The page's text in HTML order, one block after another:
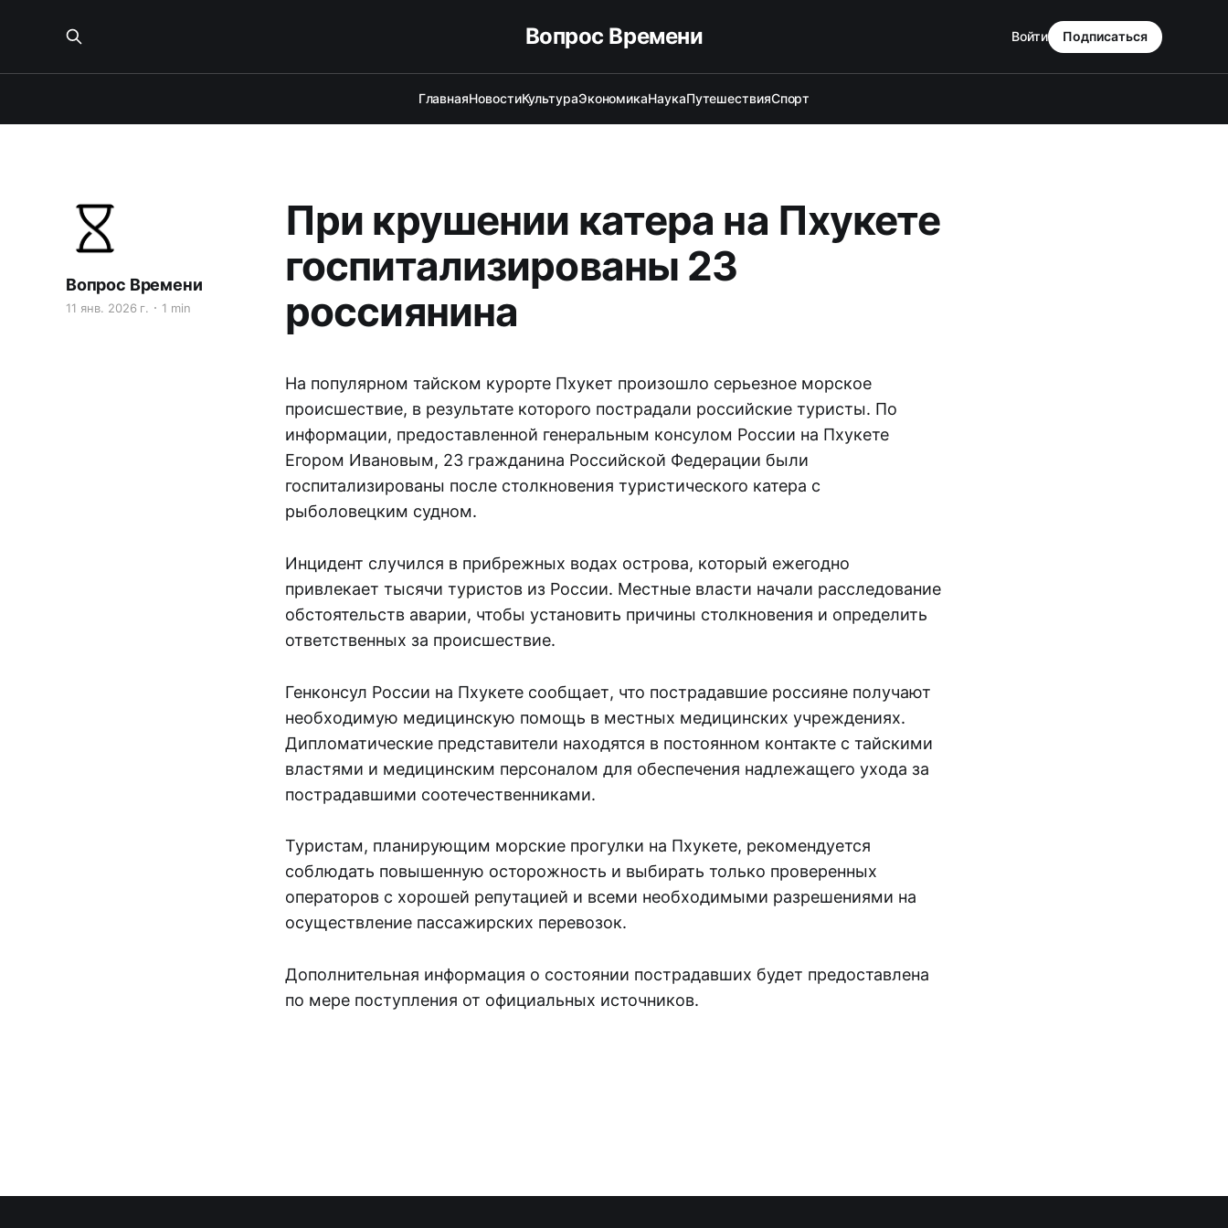
Вопрос Времени
ГлавнаяНовостиКультураЭкономикаНаукаПутешествияСпорт
Войти Подписаться
При крушении катера на Пхукете
госпитализированы 23
россиянина
Вопрос Времени
11 янв. 2026 г. 1 min
На популярном тайском курорте Пхукет произошло серьезное морское
происшествие, в результате которого пострадали российские туристы. По
информации, предоставленной генеральным консулом России на Пхукете
Егором Ивановым, 23 гражданина Российской Федерации были
госпитализированы после столкновения туристического катера с
рыболовецким судном.
Инцидент случился в прибрежных водах острова, который ежегодно
привлекает тысячи туристов из России. Местные власти начали расследование
обстоятельств аварии, чтобы установить причины столкновения и определить
ответственных за происшествие.
Генконсул России на Пхукете сообщает, что пострадавшие россияне получают
необходимую медицинскую помощь в местных медицинских учреждениях.
Дипломатические представители находятся в постоянном контакте с тайскими
властями и медицинским персоналом для обеспечения надлежащего ухода за
пострадавшими соотечественниками.
Туристам, планирующим морские прогулки на Пхукете, рекомендуется
соблюдать повышенную осторожность и выбирать только проверенных
операторов с хорошей репутацией и всеми необходимыми разрешениями на
осуществление пассажирских перевозок.
Дополнительная информация о состоянии пострадавших будет предоставлена
по мере поступления от официальных источников.